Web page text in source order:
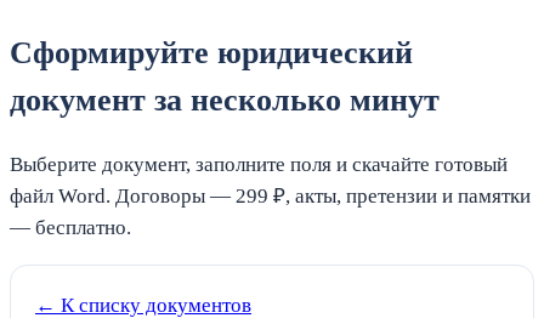
Сформируйте юридический
документ за несколько минут
Выберите документ, заполните поля и скачайте готовый
файл Word. Договоры — 299 ₽, акты, претензии и памятки
— бесплатно.
← К списку документов